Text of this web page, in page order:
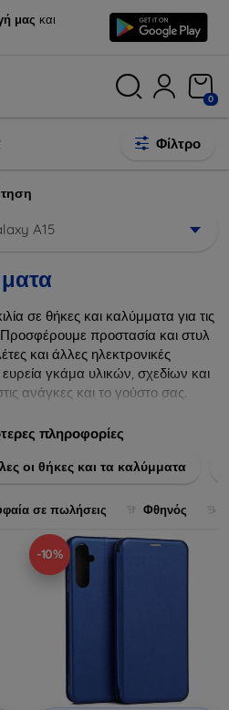
μας και
0
Φίλτρο
A15
σε θήκες και καλύμματα για τις
προστασία και στυλ
και άλλες ηλεκτρονικές
γκάμα υλικών, σχεδίων και
ανάγκες και το γούστο σας.
παράλληλα δίνετε ένα
σας με τις κορυφαίες
πληροφορίες
οι θήκες και τα καλύμματα
σε πωλήσεις Φθηνός
-10%